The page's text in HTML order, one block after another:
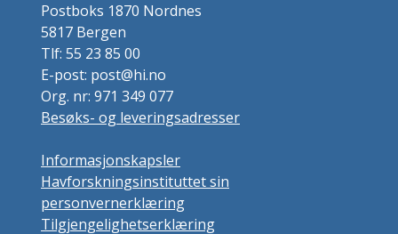
Postboks 1870 Nordnes
5817 Bergen
Tlf: 55 23 85 00
E-post: post@hi.no
Org. nr: 971 349 077
Besøks- og leveringsadresser
Informasjonskapsler
Havforskningsinstituttet sin
personvernerklæring
Tilgjengelighetserklæring